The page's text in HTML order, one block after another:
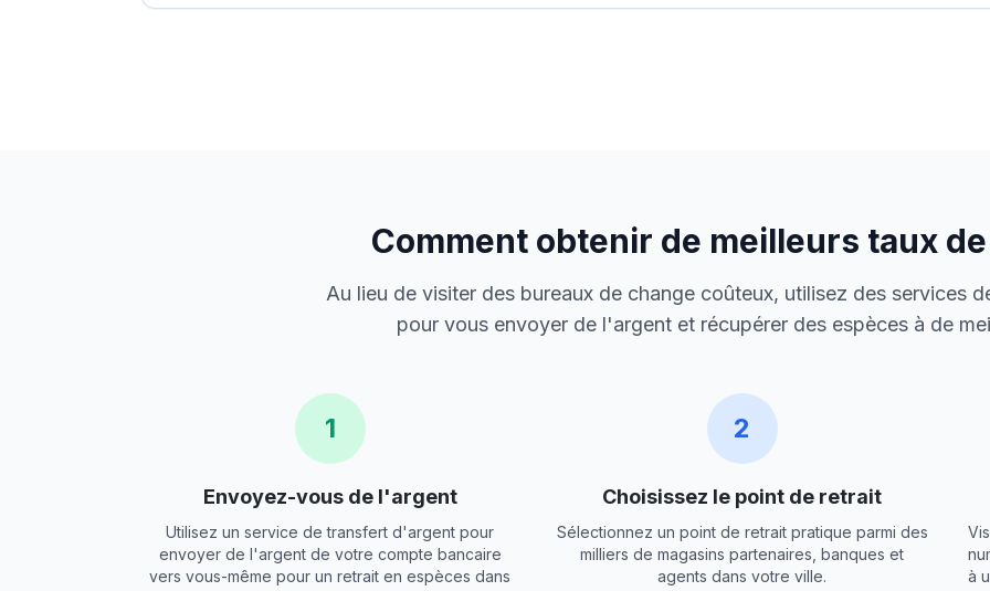
Comment obtenir de meilleurs taux
Au lieu de visiter des bureaux de change coûteux, utilisez des services
pour vous envoyer de l'argent et récupérer des espèces à de
1
Envoyez-vous de l'argent
Utilisez un service de transfert d'argent pour
envoyer de l'argent de votre compte bancaire
vers vous-même pour un retrait en espèces dans
2
Choisissez le point de retrait
Sélectionnez un point de retrait pratique parmi des
milliers de magasins partenaires, banques et
agents dans votre ville.
à